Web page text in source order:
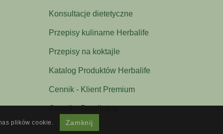
Konsultacje dietetyczne
Przepisy kulinarne Herbalife
Przepisy na koktajle
Katalog Produktów Herbalife
Cennik - Klient Premium
Cennik - Detaliczny
plików cookie. Zamknij